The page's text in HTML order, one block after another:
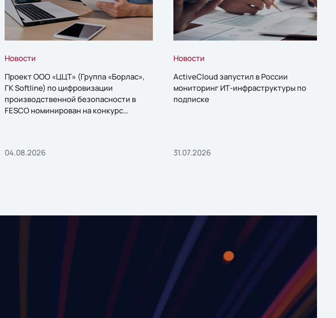
Новости
Проект ООО «ЦЦТ» (Группа «Борлас»,
ГК Softline) по цифровизации
производственной безопасности в
FESCO номинирован на конкурс
04.08.2026
Новости
ActiveCloud запустил в России
мониторинг ИТ-инфраструктуры по
подписке
31.07.2026